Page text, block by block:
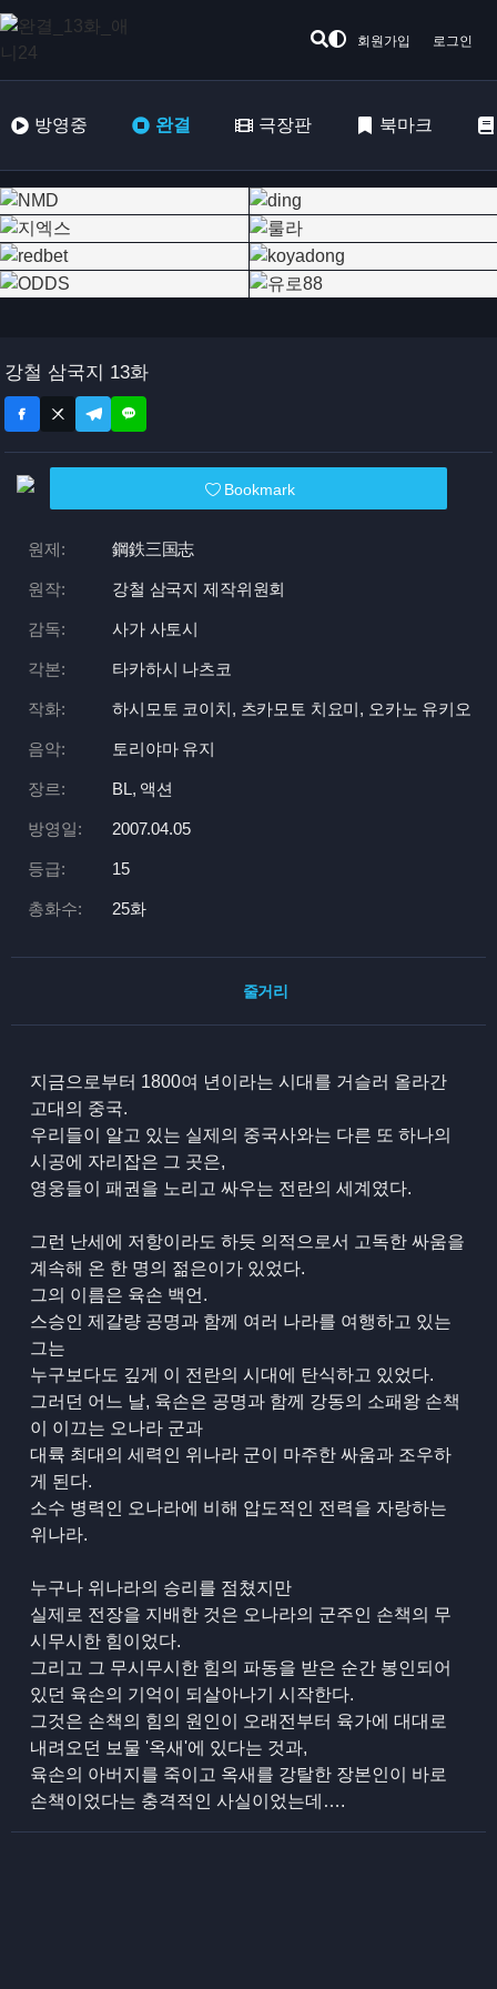
회원가입 로그인
방영중 완결 극장판 북마크
강철 삼국지 13화
Bookmark
원제: 鋼鉄三国志
원작: 강철 삼국지 제작위원회
감독: 사가 사토시
각본: 타카하시 나츠코
작화: 하시모토 코이치, 츠카모토 치요미, 오카노 유키오
음악: 토리야마 유지
장르: BL, 액션
방영일: 2007.04.05
등급: 15
총화수: 25화
줄거리
지금으로부터 1800여 년이라는 시대를 거슬러 올라간
고대의 중국.
우리들이 알고 있는 실제의 중국사와는 다른 또 하나의
시공에 자리잡은 그 곳은,
영웅들이 패권을 노리고 싸우는 전란의 세계였다.
그런 난세에 저항이라도 하듯 의적으로서 고독한 싸움을
계속해 온 한 명의 젊은이가 있었다.
그의 이름은 육손 백언.
스승인 제갈량 공명과 함께 여러 나라를 여행하고 있는
그는
누구보다도 깊게 이 전란의 시대에 탄식하고 있었다.
그러던 어느 날, 육손은 공명과 함께 강동의 소패왕 손책
이 이끄는 오나라 군과
대륙 최대의 세력인 위나라 군이 마주한 싸움과 조우하
게 된다.
소수 병력인 오나라에 비해 압도적인 전력을 자랑하는
위나라.
누구나 위나라의 승리를 점쳤지만
실제로 전장을 지배한 것은 오나라의 군주인 손책의 무
시무시한 힘이었다.
그리고 그 무시무시한 힘의 파동을 받은 순간 봉인되어
있던 육손의 기억이 되살아나기 시작한다.
그것은 손책의 힘의 원인이 오래전부터 육가에 대대로
내려오던 보물 '옥새'에 있다는 것과,
육손의 아버지를 죽이고 옥새를 강탈한 장본인이 바로
손책이었다는 충격적인 사실이었는데….